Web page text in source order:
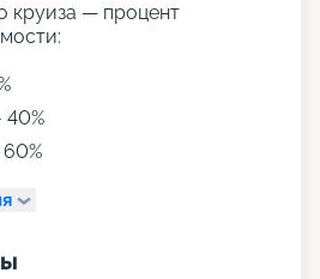
круиза — процент
40%